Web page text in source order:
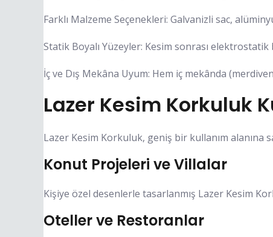
Farklı Malzeme Seçenekleri: Galvanizli sac,
Statik Boyalı Yüzeyler: Kesim sonrası
İç ve Dış Mekâna Uyum: Hem iç mekânda
Lazer Kesim Korkuluk
Lazer Kesim Korkuluk, geniş bir kullanım alanına
Konut Projeleri ve Villalar
Kişiye özel desenlerle tasarlanmış Lazer Kesim
Oteller ve Restoranlar